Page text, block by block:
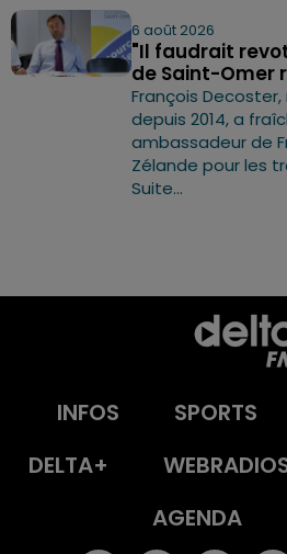
6 août 2026
"Il faudrait
de Saint-Omer
François
depuis 2014, a
ambassadeur de
Zélande pour les
Suite...
INFOS SPORTS
DELTA+
AGENDA